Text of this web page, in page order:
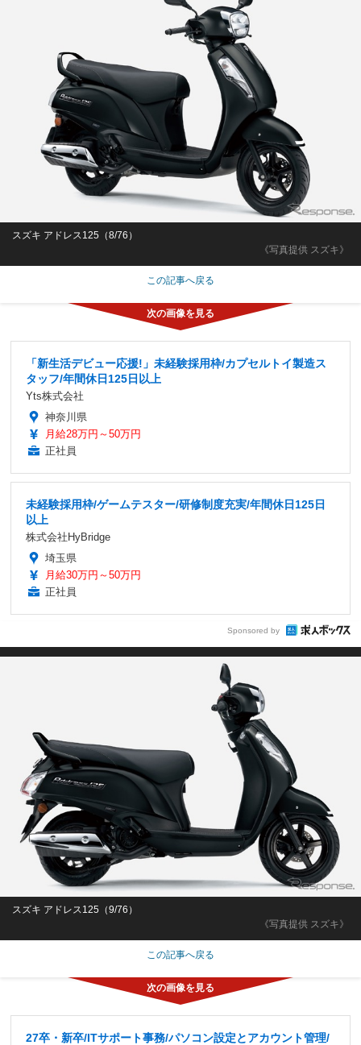
《写真提供 スズキ》
スズキ アドレス125（8/76）
この記事へ戻る
「新生活デビュー応援!」未経験採用枠/カプセルトイ製造ス
タッフ/年間休日125日以上
Yts株式会社
神奈川県
月給28万円～50万円
正社員
未経験採用枠/ゲームテスター/研修制度充実/年間休日125日
以上
株式会社HyBridge
埼玉県
月給30万円～50万円
正社員
Sponsored by
《写真提供 スズキ》
スズキ アドレス125（9/76）
この記事へ戻る
27卒・新卒/ITサポート事務/パソコン設定とアカウント管理/